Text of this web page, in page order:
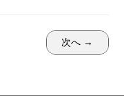
次へ →